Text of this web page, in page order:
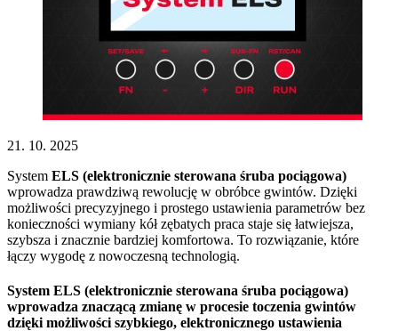
21. 10. 2025
System ELS (elektronicznie sterowana śruba pociągowa)
wprowadza prawdziwą rewolucję w obróbce gwintów. Dzięki
możliwości precyzyjnego i prostego ustawienia parametrów bez
konieczności wymiany kół zębatych praca staje się łatwiejsza,
szybsza i znacznie bardziej komfortowa. To rozwiązanie, które
łączy wygodę z nowoczesną technologią.
System ELS (elektronicznie sterowana śruba pociągowa)
wprowadza znaczącą zmianę w procesie toczenia gwintów
dzięki możliwości szybkiego, elektronicznego ustawienia